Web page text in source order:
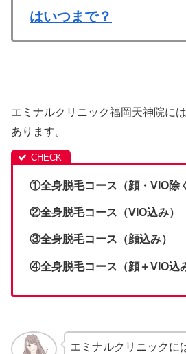
はいつまで？
エミナルクリニック福岡天神院に
あります。
①全身脱毛コース（顔・VIO除
②全身脱毛コース（VIO込み）
③全身脱毛コース（顔込み）
④全身脱毛コース（顔＋VIO込
エミナルクリニックに